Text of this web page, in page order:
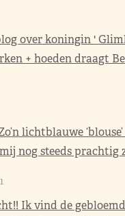
over koningin '
+ hoeden draagt
lichtblauwe ‘blouse’
nog steeds prachtig
Ik vind de